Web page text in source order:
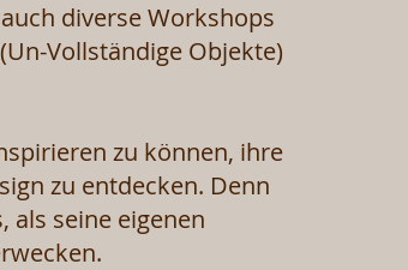
diverse Workshops
Vollständige Objekte)
zu können, ihre
zu entdecken. Denn
als seine eigenen